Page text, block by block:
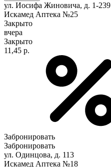
ул. Иосифа Жиновича, д. 1-239
Искамед Аптека №25
Закрыто
вчера
Закрыто
11,45 р.
Забронировать
Забронировать
ул. Одинцова, д. 113
Искамед Аптека №18